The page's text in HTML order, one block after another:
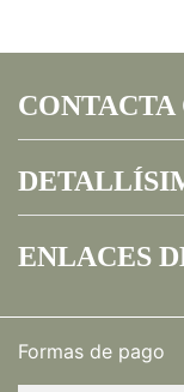
CONTACTA
ENLACES
Formas de pago